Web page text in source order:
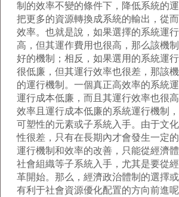
制的效率不變的條件下，降低系統的
把更多的資源轉換成系統的輸出，從
效率。也就是說，如果選擇的系統運
高，但其運作費用也很高，那么該機
好的機制；相反，如果選用的系統運
很低廉，但其運行效率也很差，那該
的運行機制。一個真正高效率的系統
運行成本低廉，而且其運行效率也很
效率且運行成本低廉的系統運行機制
可塑性的元素或子系統入手。由于文
性很差，只有在長期內才會發生一定
運行機制和效率的改善，只能從經濟體
社會組織等子系統入手，尤其是要從
革開始。那么，經濟政治體制的選擇
有利于社會資源優化配置的方向前進呢